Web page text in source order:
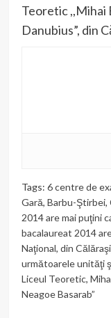
Teoretic ,,Mihai
Danubius”, din
Tags: 6 centre de
Gară, Barbu-Ştirbei,
2014 are mai puţini
bacalaureat 2014
Naţional, din Călăraşi
următoarele unităţi
Liceul Teoretic,
Neagoe Basarab”